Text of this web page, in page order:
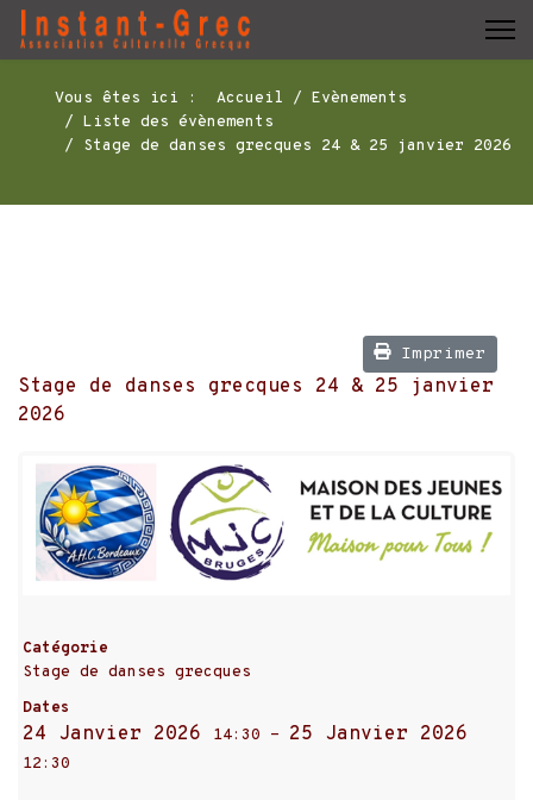
Vous êtes ici : Accueil
Evènements
Liste des évènements
Stage de danses grecques 24 & 25 janvier 2026
Imprimer
Stage de danses grecques 24 & 25 janvier
2026
Catégorie
Stage de danses grecques
Dates
24 Janvier 2026 14:30 - 25 Janvier 2026
12:30